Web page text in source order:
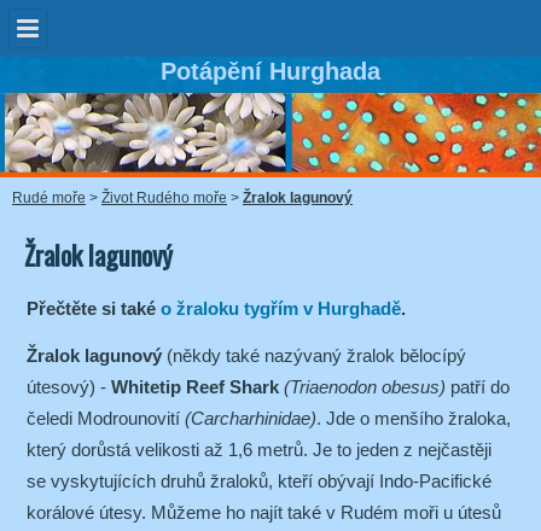
Potápění Hurghada
Rudé moře > Život Rudého moře > Žralok lagunový
Žralok lagunový
Přečtěte si také o žraloku tygřím v Hurghadě.
Žralok lagunový (někdy také nazývaný žralok bělocípý
útesový) - Whitetip Reef Shark (Triaenodon obesus) patří do
čeledi Modrounovití (Carcharhinidae). Jde o menšího žraloka,
který dorůstá velikosti až 1,6 metrů. Je to jeden z nejčastěji
se vyskytujících druhů žraloků, kteří obývají Indo-Pacifické
korálové útesy. Můžeme ho najít také v Rudém moři u útesů